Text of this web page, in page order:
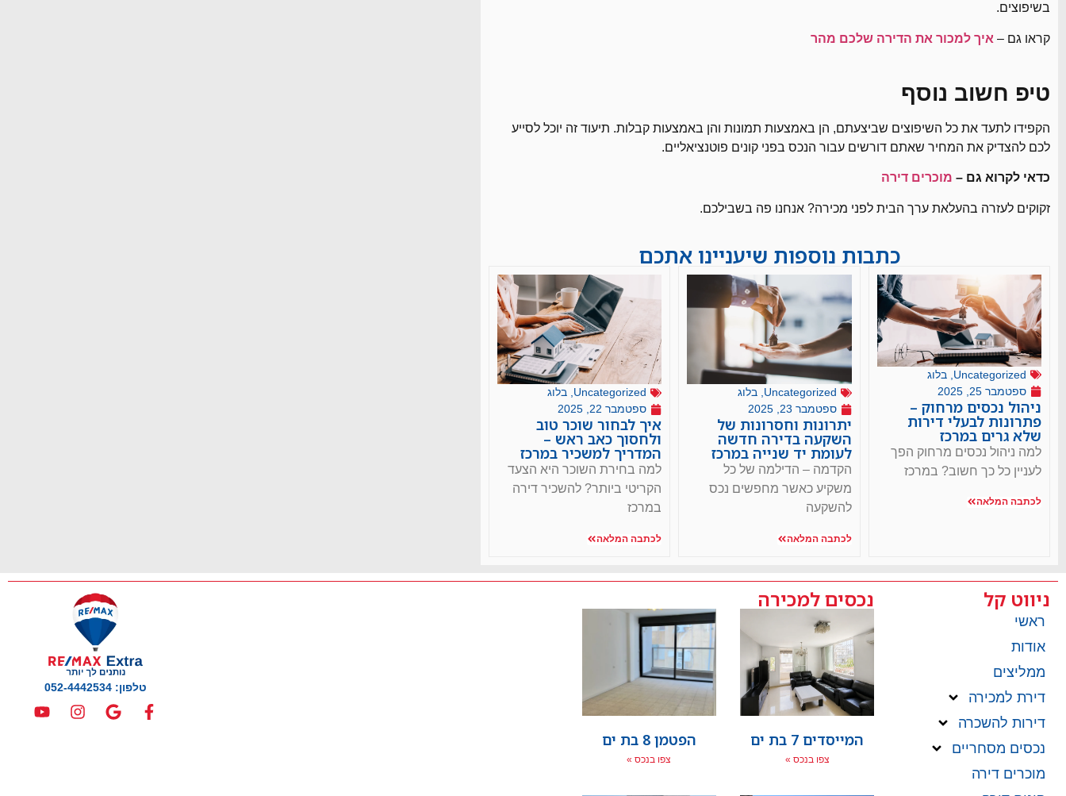
בשיפוצים.
קראו גם – איך למכור את הדירה שלכם מהר
טיפ חשוב נוסף
הקפידו לתעד את כל השיפוצים שביצעתם, הן באמצעות תמונות והן באמצעות קבלות. תיעוד זה יוכל לסייע
לכם להצדיק את המחיר שאתם דורשים עבור הנכס בפני קונים פוטנציאליים.
כדאי לקרוא גם – מוכרים דירה
זקוקים לעזרה בהעלאת ערך הבית לפני מכירה? אנחנו פה בשבילכם.
כתבות נוספות שיעניינו אתכם
Uncategorized בלוג
ספטמבר 25, 2025
ניהול נכסים מרחוק –
פתרונות לבעלי דירות
שלא גרים במרכז
למה ניהול נכסים מרחוק הפך
לעניין כל כך חשוב? במרכז
לכתבה המלאה
Uncategorized
,בלוג
ספטמבר 23, 2025
יתרונות וחסרונות של
השקעה בדירה חדשה
לעומת יד שנייה במרכז
הקדמה – הדילמה של כל
משקיע כאשר מחפשים נכס
להשקעה
לכתבה המלאה
Uncategorized
, בלוג
ספטמבר 22, 2025
איך לבחור שוכר טוב
ולחסוך כאב ראש –
המדריך למשכיר במרכז
למה בחירת השוכר היא הצעד
הקריטי ביותר? להשכיר דירה
במרכז
לכתבה המלאה
ניווט קל
ראשי
אודות
ממליצים
דירת למכירה
דירות להשכרה
נכסים מסחריים
מוכרים דירה
נכסים למכירה
המייסדים 7 בת ים
צפו בנכס »
הפטמן 8 בת ים
צפו בנכס »
טלפון: 052-4442534